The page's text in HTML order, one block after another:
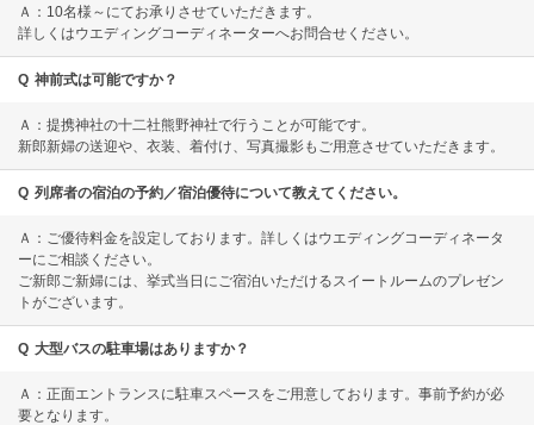
Ａ：10名様～にてお承りさせていただきます。
詳しくはウエディングコーディネーターへお問合せください。
Q 神前式は可能ですか？
Ａ：提携神社の十二社熊野神社で行うことが可能です。
新郎新婦の送迎や、衣装、着付け、写真撮影もご用意させていただきます。
Q 列席者の宿泊の予約／宿泊優待について教えてください。
Ａ：ご優待料金を設定しております。詳しくはウエディングコーディネータ
ーにご相談ください。
ご新郎ご新婦には、挙式当日にご宿泊いただけるスイートルームのプレゼン
トがございます。
Q 大型バスの駐車場はありますか？
Ａ：正面エントランスに駐車スペースをご用意しております。事前予約が必
要となります。